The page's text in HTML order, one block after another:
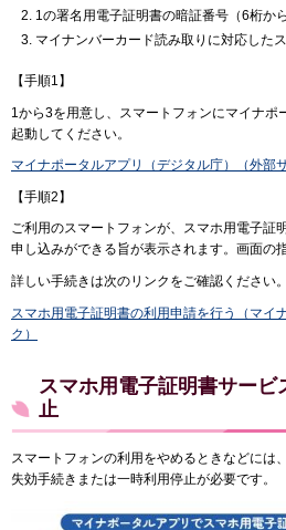
1の署名用電子証明書の暗証番号（6桁か
マイナンバーカード読み取りに対応した
【手順1】
1から3を用意し、スマートフォンにマイナポ
起動してください。
マイナポータルアプリ（デジタル庁）（外部
【手順2】
ご利用のスマートフォンが、スマホ用電子証
申し込みができる旨が表示されます。画面の
詳しい手続きは次のリンクをご確認ください。
スマホ用電子証明書の利用申請を行う（マイ
ク）
スマホ用電子証明書サー
止
スマートフォンの利用をやめるときなどには
失効手続きまたは一時利用停止が必要です。